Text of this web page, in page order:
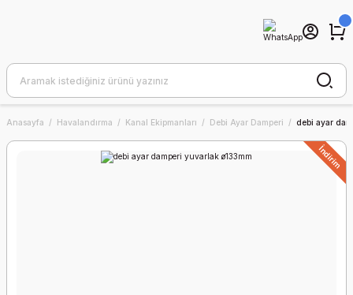
Anasayfa Havalandırma Kanal Ekipmanları Debi Ayar Damperi debi ayar
İndirim